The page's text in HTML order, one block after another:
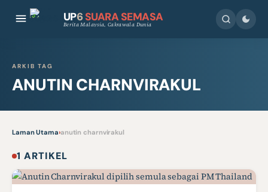
UP6 SUARA SEMASA
Berita Malaysia, Cakrawala Dunia
ARKIB TAG
ANUTIN CHARNVIRAKUL
Laman Utama›anutin charnvirakul
1 ARTIKEL